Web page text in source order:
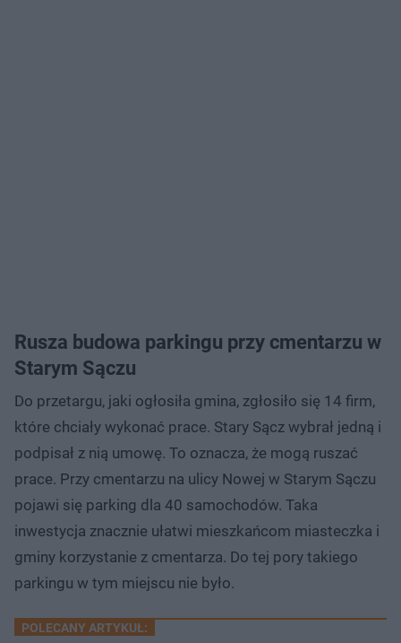
Rusza budowa parkingu przy cmentarzu w
Starym Sączu
Do przetargu, jaki ogłosiła gmina, zgłosiło się 14 firm,
które chciały wykonać prace. Stary Sącz wybrał jedną i
podpisał z nią umowę. To oznacza, że mogą ruszać
prace. Przy cmentarzu na ulicy Nowej w Starym Sączu
pojawi się parking dla 40 samochodów. Taka
inwestycja znacznie ułatwi mieszkańcom miasteczka i
gminy korzystanie z cmentarza. Do tej pory takiego
parkingu w tym miejscu nie było.
POLECANY ARTYKUŁ: